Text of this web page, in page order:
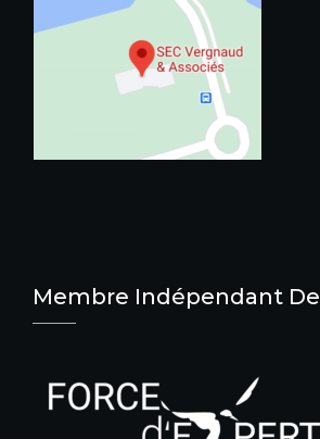
Membre Indépendant De